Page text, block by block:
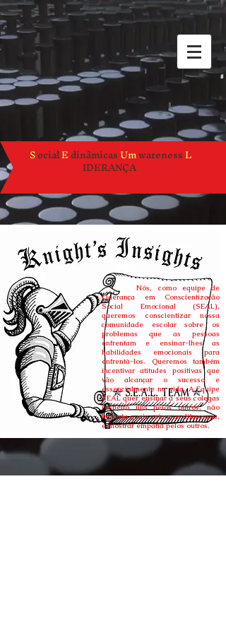
SocialEdinâmicasUmwarenessL
IDERANÇA
Nós, como equipe de
Liderança em Conscientização
Social Emocional (SEAL),
queremos conscientizar nossa
comunidade escolar sobre os
problemas que as pessoas
enfrentam e ensinar-lhes as
habilidades emocionais para
enfrentá-los. Queremos também
incentivar atitudes positivas que
vão alcançar o sucesso e
essencialmente na vida. A Equipe
SEAL quer ensinar a seus colegas
respeito uns pelos outros, não
importa quais sejam as diferenças,
e mostrar empatia pelos outros.